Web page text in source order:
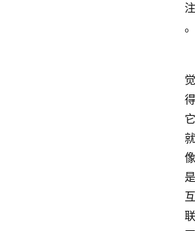
注
。
觉
得
它
就
像
是
互
联